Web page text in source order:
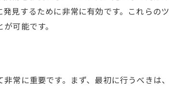
メンテナンスがもたらす長期的なメリット
的なメンテナンススケジュールの作り方
期メンテナンスで防げる一般的な故障例
見するために非常に有効です。これらの
可能です。
常に重要です。まず、最初に行うべきは